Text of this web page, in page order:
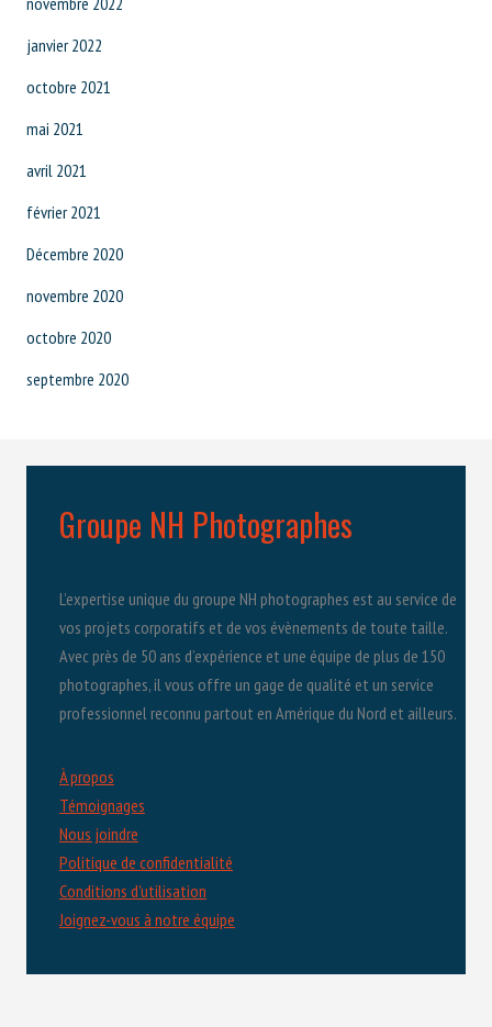
janvier 2022
octobre 2021
mai 2021
avril 2021
février 2021
Décembre 2020
novembre 2020
octobre 2020
septembre 2020
Groupe NH Photographes
L’expertise unique du groupe NH photographes est au service de
vos projets corporatifs et de vos évènements de toute taille.
Avec près de 50 ans d’expérience et une équipe de plus de 150
photographes, il vous offre un gage de qualité et un service
professionnel reconnu partout en Amérique du Nord et ailleurs.
À propos
Témoignages
Nous joindre
Politique de confidentialité
Conditions d'utilisation
Joignez-vous à notre équipe